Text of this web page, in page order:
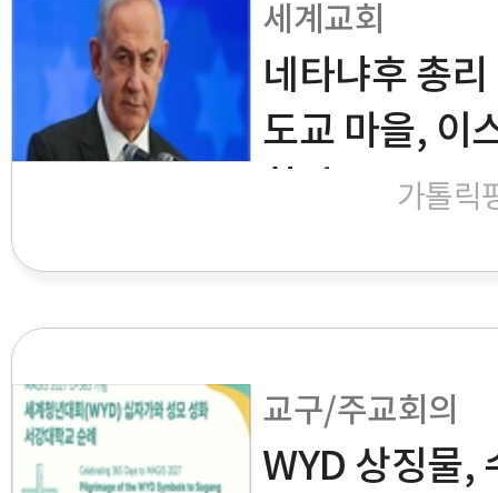
세계교회
네타냐후 총
도교 마을, 이
가톨릭
교구/주교회의
WYD 상징물,